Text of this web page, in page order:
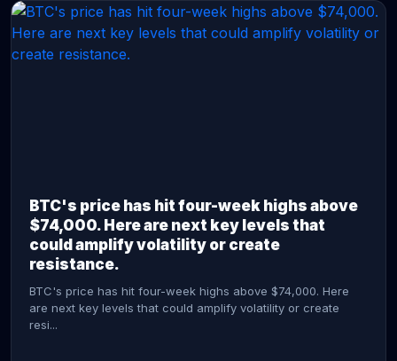
BTC's price has hit four-week highs above
$74,000. Here are next key levels that
could amplify volatility or create
resistance.
BTC's price has hit four-week highs above $74,000. Here
are next key levels that could amplify volatility or create
resi...